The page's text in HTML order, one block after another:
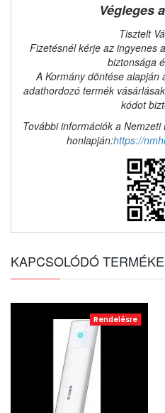
Végleges
Tisztelt
Fizetésnél kérje az ingyenes
biztonsága
A Kormány döntése alapján
adathordozó termék
kódot
További információk a
honlapján:https://
KAPCSOLÓDÓ
Rendelésre